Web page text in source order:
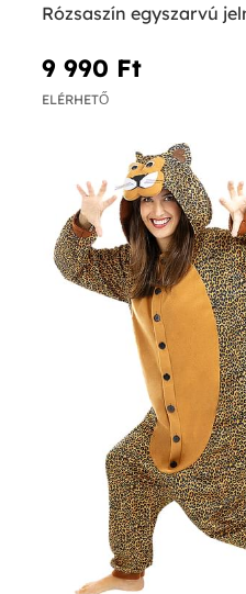
Rózsaszín egyszarvú
9 990 Ft‎
ELÉRHETŐ